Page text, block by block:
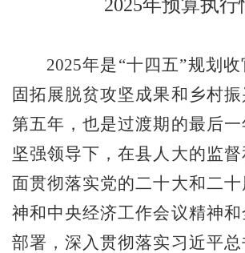
2025年预算执行
2025年是“十四五”规划
固拓展脱贫攻坚成果和乡村
第五年，也是过渡期的最后一
坚强领导下，在县人大的监
面贯彻落实党的二十大和二
神和中央经济工作会议精神
部署，深入贯彻落实习近平